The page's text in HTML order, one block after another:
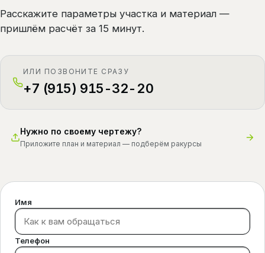
Расскажите параметры участка и материал —
пришлём расчёт за 15 минут.
ИЛИ ПОЗВОНИТЕ СРАЗУ
+7 (915) 915-32-20
Нужно по своему чертежу?
Приложите план и материал — подберём ракурсы
Имя
Телефон